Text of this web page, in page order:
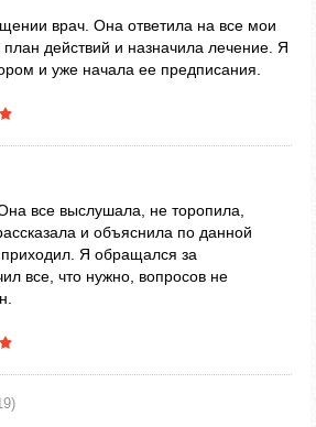
врач. Она ответила на все мои
действий и назначила лечение. Я
и уже начала ее предписания.
все выслушала, не торопила,
и объяснила по данной
Я обращался за
все, что нужно, вопросов не